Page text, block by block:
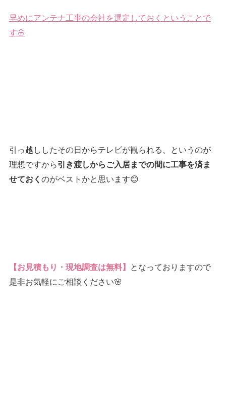
早めにアンテナ工事の会社を選定しておくということで
す🌸
引っ越ししたその日からテレビが観られる、というのが
理想ですから引き渡しからご入居までの間に工事を済ま
せておく のがベストかと思います😊
【お見積もり・現地調査は無料】 となっておりますので
是非お気軽にご相談ください🌸